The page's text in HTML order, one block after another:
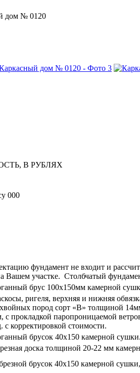
дом № 0120
В РУБЛЯХ
000
фундамент не входит и
Вашем участке. Столбчатый
брус 100х150мм камерной
ригеля, верхняя и нижняя
пород сорт «В» толщиной
прокладкой паропроницаемой
с корректировкой стоимости.
брусок 40х150 камерной
доска толщиной 20-22 мм
брусок 40х150 камерной